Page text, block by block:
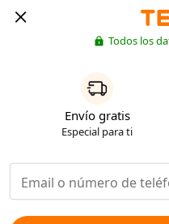
Todos los
Envío gratis
Especial para ti